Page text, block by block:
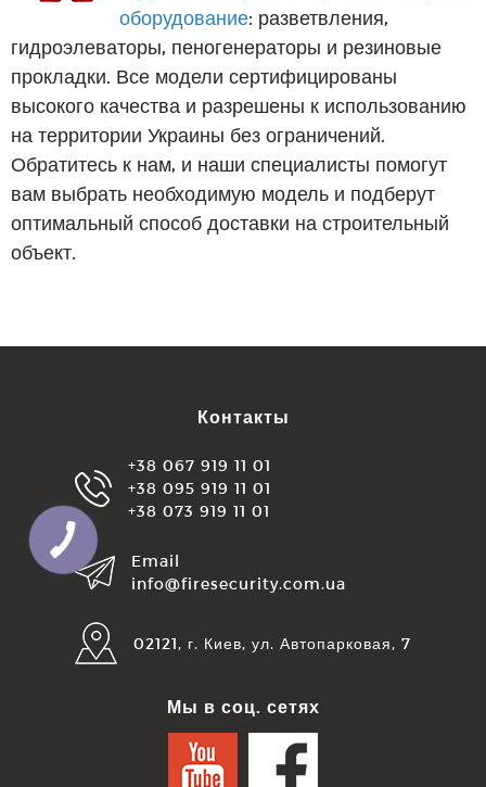
оборудование: разветвления,
гидроэлеваторы, пеногенераторы и резиновые
прокладки. Все модели сертифицированы
высокого качества и разрешены к использованию
на территории Украины без ограничений.
Обратитесь к нам, и наши специалисты помогут
вам выбрать необходимую модель и подберут
оптимальный способ доставки на строительный
объект.
Контакты
+38 067 919 11 01
+38 095 919 11 01
+38 073 919 11 01
Email
info@firesecurity.com.ua
02121, г. Киев, ул. Автопарковая, 7
Мы в соц. сетях